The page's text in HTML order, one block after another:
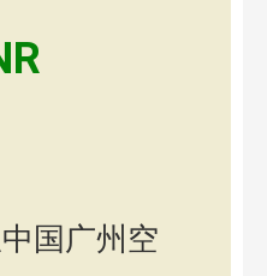
国广州空